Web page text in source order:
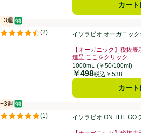
カー
イソラビオ オーガニックオーツミルク バリ
+3週
賞味・消費期限保証：3週間
オーガニック/有機
(2)
評価は2件のレビューで5点中4.5点。
イソラビオ オーガニッ
【オーガニック】税抜
進呈 ここをクリック
お買い得品名：【オー
1000mL (￥50/100ml)
価格
￥498税込￥538
カー
イソラビオ ON THE GO アーモンドミルク
+3週
賞味・消費期限保証：3週間
オーガニック/有機
(1)
評価は1件のレビューで5点中5.0点。
イソラビオ ON THE GO